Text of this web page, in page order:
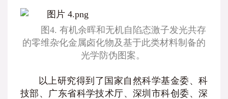
图4. 有机余晖和无机自陷态激子发光共存
的零维杂化金属卤化物及基于此类材料制备的
光学防伪图案。
以上研究得到了国家自然科学基金委、科
技部、广东省科学技术厅、深圳市科创委、深